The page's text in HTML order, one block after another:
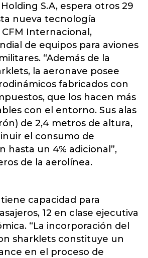
S.A, espera otros 29
nueva tecnología
Internacional,
de equipos para aviones
“Además de la
la aeronave posee
fabricados con
que los hacen más
con el entorno. Sus alas
de 2,4 metros de altura,
el consumo de
hasta un 4% adicional”,
de la aerolínea.
capacidad para
12 en clase ejecutiva
“La incorporación del
sharklets constituye un
en el proceso de